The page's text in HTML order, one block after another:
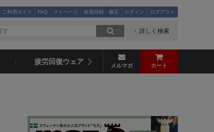
ご利用ガイド FAQ マイページ 会員登録・修正 ログイン ログアウト
詳しく検索
疲労回復ウェア メルマガ カート